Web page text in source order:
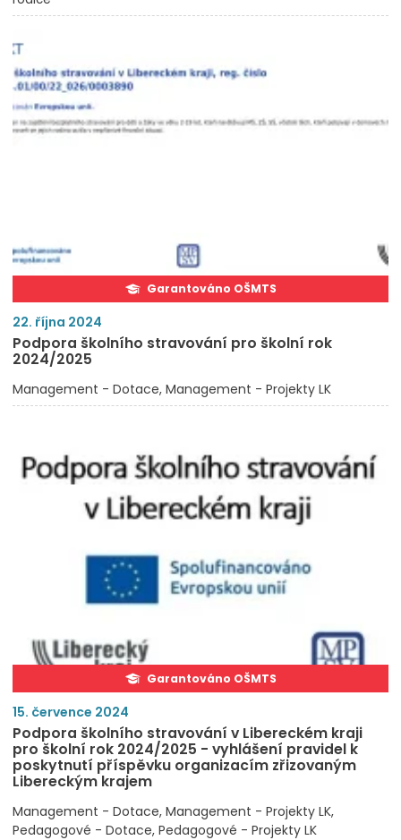
Garantováno OŠMTS
22. října 2024
Podpora školního stravování pro školní rok
2024/2025
Management - Dotace Management - Projekty LK
Garantováno OŠMTS
15. července 2024
Podpora školního stravování v Libereckém kraji
pro školní rok 2024/2025 - vyhlášení pravidel k
poskytnutí příspěvku organizacím zřizovaným
Libereckým krajem
Management - Dotace Management - Projekty LK
Pedagogové - Dotace Pedagogové - Projekty LK